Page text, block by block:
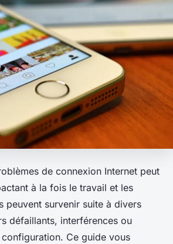
de connexion Internet peut
à la fois le travail et les
peuvent survenir suite à divers
défaillants, interférences ou
Ce guide vous